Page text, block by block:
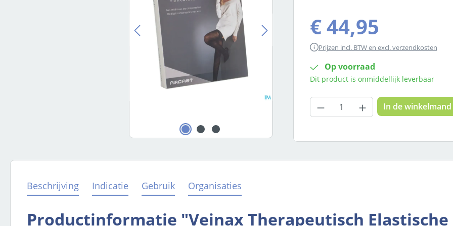
€ 44,95
Prijzen incl. BTW en excl. verzendkosten
Op voorraad
Dit product is onmiddellijk leverbaar
Producthoeveelheid:
In de winkelmand
Beschrijving Indicatie Gebruik Organisaties
Productinformatie "Veinax Therapeutisch Elastische